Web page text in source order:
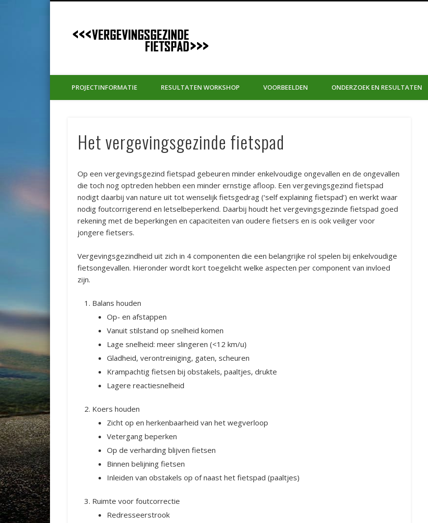
PROJECTINFORMATIE RESULTATEN WORKSHOP VOORBEELDEN ONDERZOEK EN RESULTATEN
Het vergevingsgezinde fietspad
Op een vergevingsgezind fietspad gebeuren minder enkelvoudige ongevallen en de ongevallen
die toch nog optreden hebben een minder ernstige afloop. Een vergevingsgezind fietspad
nodigt daarbij van nature uit tot wenselijk fietsgedrag (‘self explaining fietspad’) en werkt waar
nodig foutcorrigerend en letselbeperkend. Daarbij houdt het vergevingsgezinde fietspad goed
rekening met de beperkingen en capaciteiten van oudere fietsers en is ook veiliger voor
jongere fietsers.
Vergevingsgezindheid uit zich in 4 componenten die een belangrijke rol spelen bij enkelvoudige
fietsongevallen. Hieronder wordt kort toegelicht welke aspecten per component van invloed
zijn.
Balans houden
Op- en afstappen
Vanuit stilstand op snelheid komen
Lage snelheid: meer slingeren (<12 km/u)
Gladheid, verontreiniging, gaten, scheuren
Krampachtig fietsen bij obstakels, paaltjes, drukte
Lagere reactiesnelheid
Koers houden
Zicht op en herkenbaarheid van het wegverloop
Vetergang beperken
Op de verharding blijven fietsen
Binnen belijning fietsen
Inleiden van obstakels op of naast het fietspad (paaltjes)
Ruimte voor foutcorrectie
Redresseerstrook